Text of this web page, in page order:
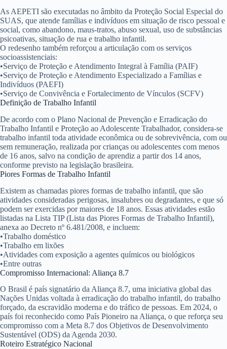
As AEPETI são executadas no âmbito da Proteção Social Especial do
SUAS, que atende famílias e indivíduos em situação de risco pessoal e
social, como abandono, maus-tratos, abuso sexual, uso de substâncias
psicoativas, situação de rua e trabalho infantil.
O redesenho também reforçou a articulação com os serviços
socioassistenciais:
•Serviço de Proteção e Atendimento Integral à Família (PAIF)
•Serviço de Proteção e Atendimento Especializado a Famílias e
Indivíduos (PAEFI)
•Serviço de Convivência e Fortalecimento de Vínculos (SCFV)
Definição de Trabalho Infantil
De acordo com o Plano Nacional de Prevenção e Erradicação do
Trabalho Infantil e Proteção ao Adolescente Trabalhador, considera-se
trabalho infantil toda atividade econômica ou de sobrevivência, com ou
sem remuneração, realizada por crianças ou adolescentes com menos
de 16 anos, salvo na condição de aprendiz a partir dos 14 anos,
conforme previsto na legislação brasileira.
Piores Formas de Trabalho Infantil
Existem as chamadas piores formas de trabalho infantil, que são
atividades consideradas perigosas, insalubres ou degradantes, e que só
podem ser exercidas por maiores de 18 anos. Essas atividades estão
listadas na Lista TIP (Lista das Piores Formas de Trabalho Infantil),
anexa ao Decreto nº 6.481/2008, e incluem:
•Trabalho doméstico
•Trabalho em lixões
•Atividades com exposição a agentes químicos ou biológicos
•Entre outras
Compromisso Internacional: Aliança 8.7
O Brasil é país signatário da Aliança 8.7, uma iniciativa global das
Nações Unidas voltada à erradicação do trabalho infantil, do trabalho
forçado, da escravidão moderna e do tráfico de pessoas. Em 2024, o
país foi reconhecido como País Pioneiro na Aliança, o que reforça seu
compromisso com a Meta 8.7 dos Objetivos de Desenvolvimento
Sustentável (ODS) da Agenda 2030.
Roteiro Estratégico Nacional